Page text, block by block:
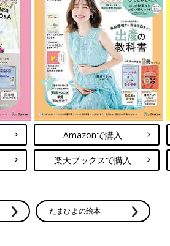
Amazonで購入
楽天ブックスで購入
たまひよの絵本